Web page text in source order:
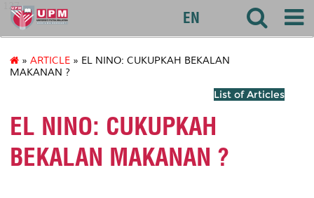
127
EN
» ARTICLE » EL NINO: CUKUPKAH BEKALAN
MAKANAN ?
List of Articles
EL NINO: CUKUPKAH
BEKALAN MAKANAN ?